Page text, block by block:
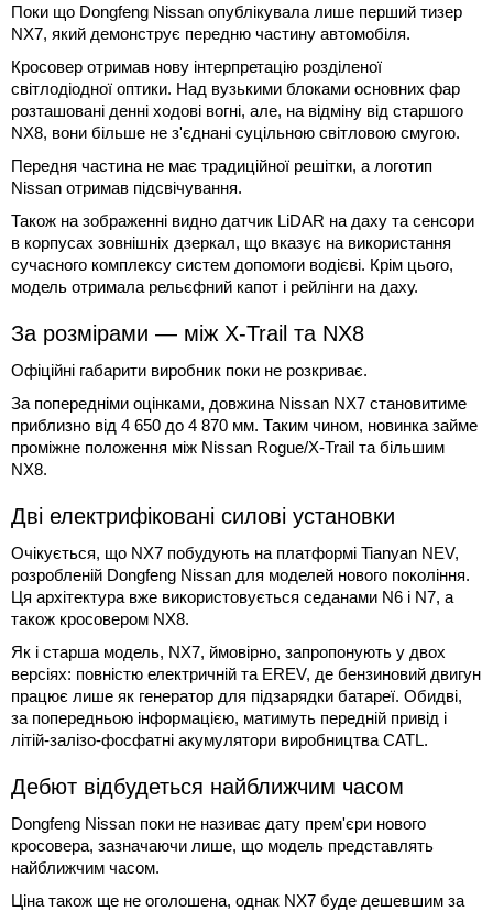
Поки що Dongfeng Nissan опублікувала лише перший тизер
NX7, який демонструє передню частину автомобіля.
Кросовер отримав нову інтерпретацію розділеної
світлодіодної оптики. Над вузькими блоками основних фар
розташовані денні ходові вогні, але, на відміну від старшого
NX8, вони більше не з'єднані суцільною світловою смугою.
Передня частина не має традиційної решітки, а логотип
Nissan отримав підсвічування.
Також на зображенні видно датчик LiDAR на даху та сенсори
в корпусах зовнішніх дзеркал, що вказує на використання
сучасного комплексу систем допомоги водієві. Крім цього,
модель отримала рельєфний капот і рейлінги на даху.
За розмірами — між X-Trail та NX8
Офіційні габарити виробник поки не розкриває.
За попередніми оцінками, довжина Nissan NX7 становитиме
приблизно від 4 650 до 4 870 мм. Таким чином, новинка займе
проміжне положення між Nissan Rogue/X-Trail та більшим
NX8.
Дві електрифіковані силові установки
Очікується, що NX7 побудують на платформі Tianyan NEV,
розробленій Dongfeng Nissan для моделей нового покоління.
Ця архітектура вже використовується седанами N6 і N7, а
також кросовером NX8.
Як і старша модель, NX7, ймовірно, запропонують у двох
версіях: повністю електричній та EREV, де бензиновий двигун
працює лише як генератор для підзарядки батареї. Обидві,
за попередньою інформацією, матимуть передній привід і
літій-залізо-фосфатні акумулятори виробництва CATL.
Дебют відбудеться найближчим часом
Dongfeng Nissan поки не називає дату прем'єри нового
кросовера, зазначаючи лише, що модель представлять
найближчим часом.
Ціна також ще не оголошена, однак NX7 буде дешевшим за